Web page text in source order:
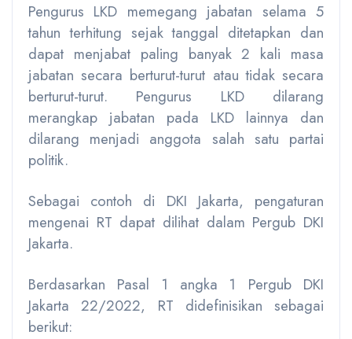
Pengurus LKD memegang jabatan selama 5
tahun terhitung sejak tanggal ditetapkan dan
dapat menjabat paling banyak 2 kali masa
jabatan secara berturut-turut atau tidak secara
berturut-turut. Pengurus LKD dilarang
merangkap jabatan pada LKD lainnya dan
dilarang menjadi anggota salah satu partai
politik.
Sebagai contoh di DKI Jakarta, pengaturan
mengenai RT dapat dilihat dalam Pergub DKI
Jakarta.
Berdasarkan Pasal 1 angka 1 Pergub DKI
Jakarta 22/2022, RT didefinisikan sebagai
berikut: